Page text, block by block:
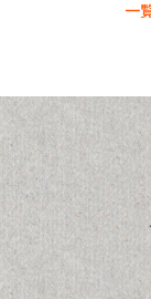
一